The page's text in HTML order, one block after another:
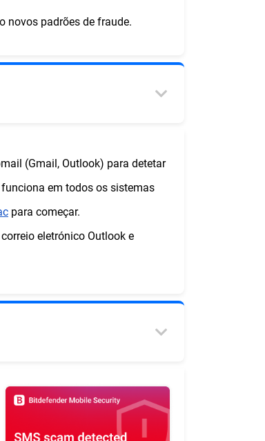
novos padrões de fraude.
(Gmail, Outlook) para detetar
em todos os sistemas
para começar.
eletrónico Outlook e